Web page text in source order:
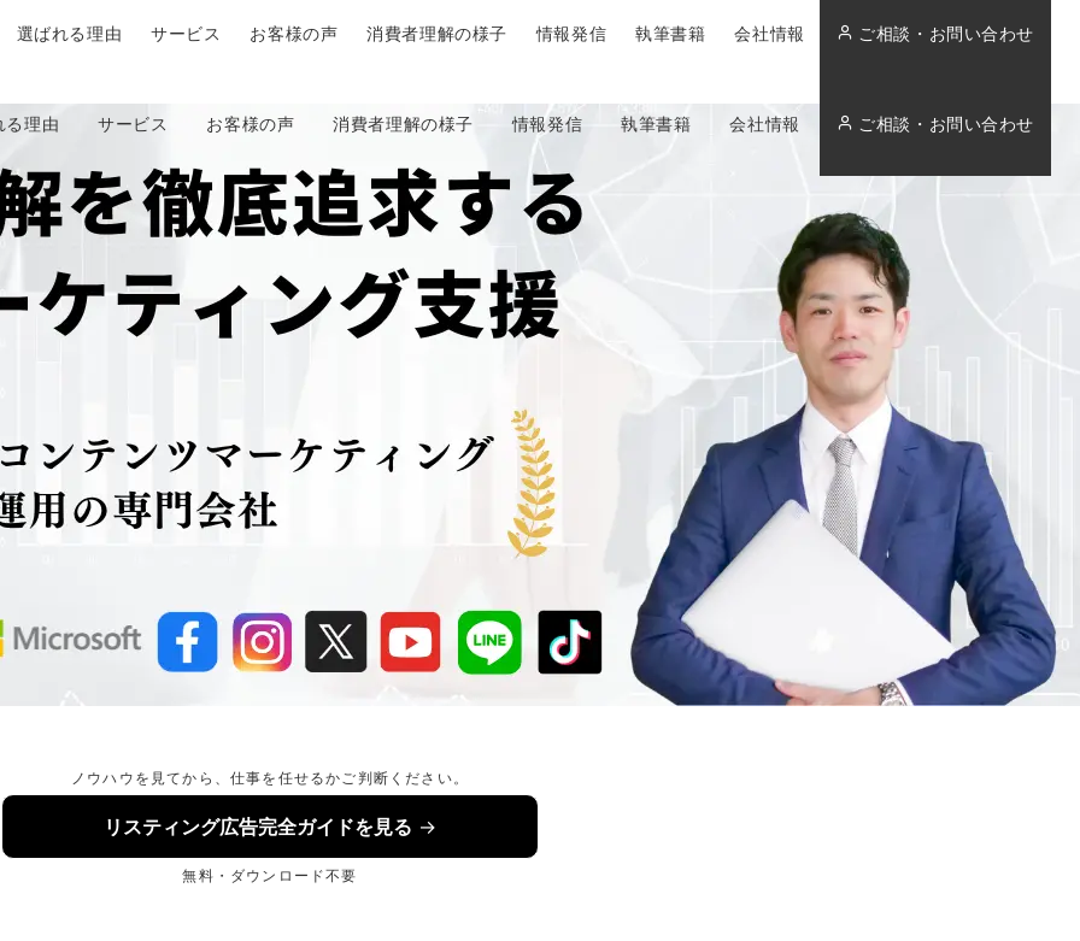
る理由 サービス お客様の声 消費者理解の様子 情報発信 執筆書籍 会社情報 ご相談・お問い合わせ
選ばれる理由 サービス お客様の声 消費者理解の様子 情報発信 執筆書籍 会社情報 ご相談・お問い合わせ
ノウハウを見てから、 仕事を任せるかご判断ください。
リスティング広告完全ガイドを見る →
無料・ダウンロード不要